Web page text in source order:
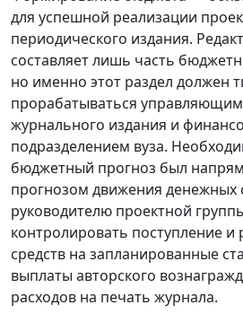
для успешной реализации
периодического издания.
составляет лишь часть
но именно этот раздел должен
прорабатываться
журнального издания и
подразделением вуза.
бюджетный прогноз был
прогнозом движения денежных
руководителю проектной
контролировать поступление и
средств на запланированные
выплаты авторского
расходов на печать журнала.